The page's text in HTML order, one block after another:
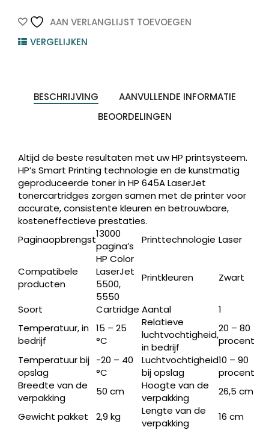
Black
13.000vel
quantity
AAN VERLANGLIJST TOEVOEGEN
VERGELIJKEN
BESCHRIJVING
AANVULLENDE INFORMATIE
BEOORDELINGEN
Altijd de beste resultaten met uw HP printsysteem.
HP’s Smart Printing technologie en de kunstmatig
geproduceerde toner in HP 645A LaserJet
tonercartridges zorgen samen met de printer voor
accurate, consistente kleuren en betrouwbare,
kosteneffectieve prestaties.
Paginaopbrengst13000
pagina’s
Printtechnologie Laser
Compatibele
producten
HP Color
LaserJet
5500,
5550
Printkleuren Zwart
Soort Cartridge Aantal
1
Temperatuur, in
bedrijf
15 – 25
°C
Relatieve
luchtvochtigheid,
in bedrijf
20 – 80
procent
Temperatuur bij
opslag
-20 – 40
°C
Luchtvochtigheid
bij opslag
10 – 90
procent
Breedte van de
verpakking
50 cm
Hoogte van de
verpakking
26,5 cm
Gewicht pakket
2,9 kg
Lengte van de
verpakking
16 cm
zoeken ZOEKEN